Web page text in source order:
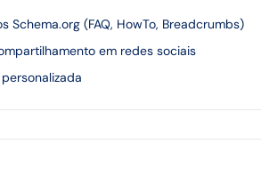
(FAQ, HowTo, Breadcrumbs)
em redes sociais